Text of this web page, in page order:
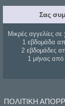
Σας
Μικρές αγγελίες σε
1 εβδομάδα
2 εβδομάδες
1 μήνας
ΠΟΛΙΤΙΚΗ